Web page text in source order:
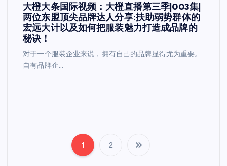
大橙大条国际视频：大橙直播第三季|003集|
两位东盟顶尖品牌达人分享:扶助弱势群体的
宏远大计以及如何把服装魅力打造成品牌的
秘诀！
对于一个服装企业来说，拥有自己的品牌显得尤为重要。
自有品牌企…
文
1 2